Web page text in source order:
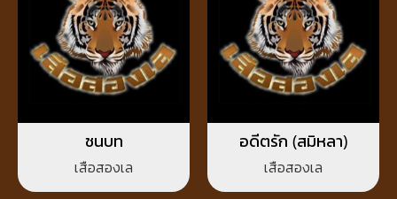
ชนบท
เสือสองเล
อดีตรัก (สมิหลา)
เสือสองเล